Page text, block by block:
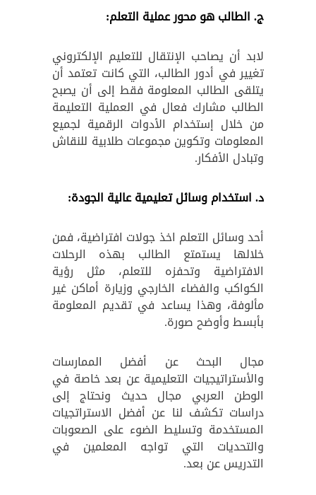
ج. الطالب هو محور عملية التعلم:
لابد أن يصاحب الإنتقال للتعليم الإلكتروني
تغيير في أدور الطالب، التي كانت تعتمد أن
يتلقى الطالب المعلومة فقط إلى أن يصبح
الطالب مشارك فعال في العملية التعليمة
من خلال إستخدام الأدوات الرقمية لجميع
المعلومات وتكوين مجموعات طلابية للنقاش
وتبادل الأفكار.
د. استخدام وسائل تعليمية عالية الجودة:
أحد وسائل التعلم اخذ جولات افتراضية، فمن
خلالها يستمتع الطالب بهذه الرحلات
الافتراضية وتحفزه للتعلم، مثل رؤية
الكواكب والفضاء الخارجي وزيارة أماكن غير
مألوفة، وهذا يساعد في تقديم المعلومة
بأبسط وأوضح صورة.
مجال البحث عن أفضل الممارسات
والأستراتيجيات التعليمية عن بعد خاصة في
الوطن العربي مجال حديث ونحتاج إلى
دراسات تكشف لنا عن أفضل الاستراتجيات
المستخدمة وتسليط الضوء على الصعوبات
والتحديات التي تواجه المعلمين في
التدريس عن بعد.